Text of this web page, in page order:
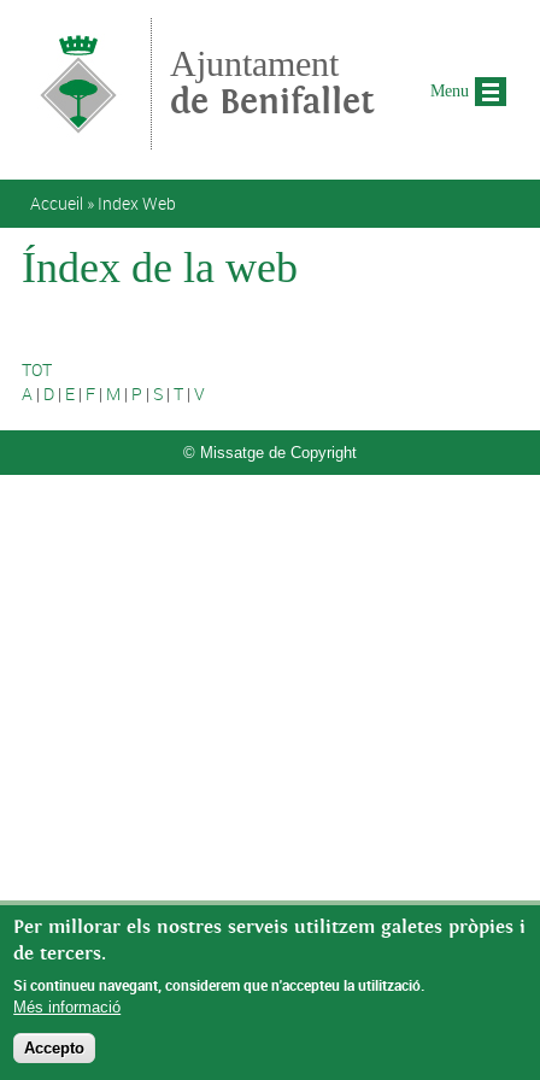
Ajuntament
de Benifallet
Vous êtes ici
Accueil » Index Web
Índex de la web
TOT
A | D | E | F | M | P | S | T | V
© Missatge de Copyright
Menu
Per millorar els nostres serveis utilitzem galetes pròpies i
de tercers.
Si continueu navegant, considerem que n'accepteu la utilització.
Més informació
Accepto